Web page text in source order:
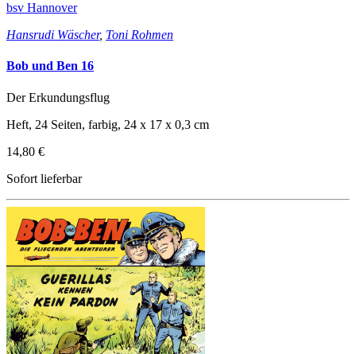
bsv Hannover
Hansrudi Wäscher, Toni Rohmen
Bob und Ben 16
Der Erkundungsflug
Heft, 24 Seiten, farbig, 24 x 17 x 0,3 cm
14,80 €
Sofort lieferbar